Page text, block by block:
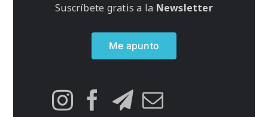
Suscríbete gratis a la Newsletter
Me apunto